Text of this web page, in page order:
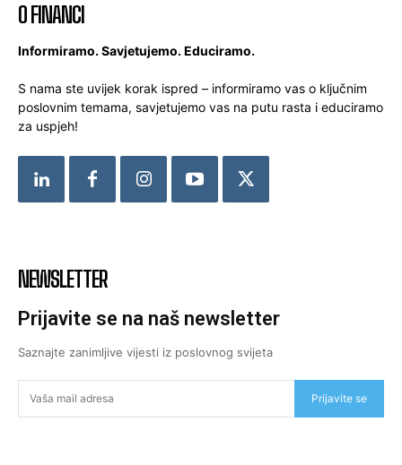
O FINANCI
Informiramo. Savjetujemo. Educiramo.
S nama ste uvijek korak ispred – informiramo vas o ključnim
poslovnim temama, savjetujemo vas na putu rasta i educiramo
za uspjeh!
NEWSLETTER
Prijavite se na naš newsletter
Saznajte zanimljive vijesti iz poslovnog svijeta
Prijavite se